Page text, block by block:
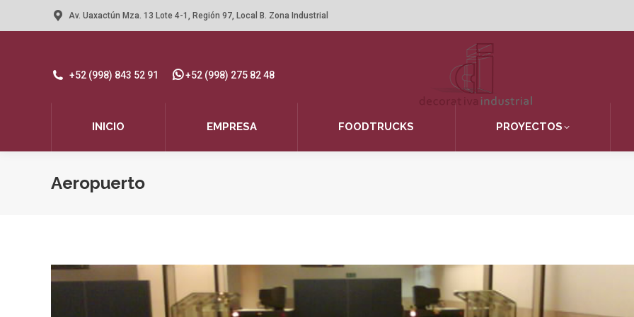
Av. Uaxactún Mza. 13 Lote 4-1, Región 97, Local B. Zona Industrial
+52 (998) 843 52 91 +52 (998) 275 82 48
INICIO EMPRESA FOODTRUCKS PROYECTOS
Aeropuerto